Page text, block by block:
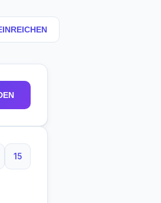
Buchstaben
15
15 Buchstaben